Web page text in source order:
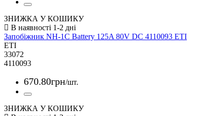
ЗНИЖКА У КОШИКУ
Запобіжник NH-1C Battery 125A 80V DC 4110093 ETI
ETI
33072
4110093
670.80грн/шт.
ЗНИЖКА У КОШИКУ